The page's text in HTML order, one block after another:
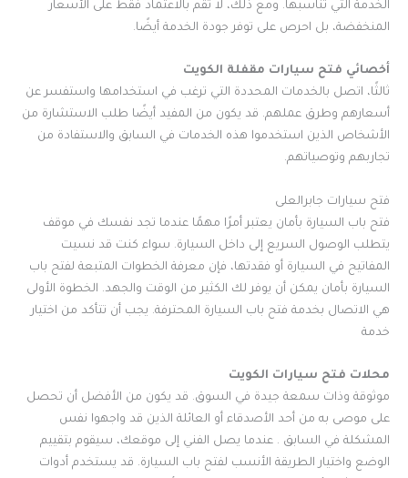
الخدمة التي تناسبها. ومع ذلك، لا تقم بالاعتماد فقط على الأسعار
المنخفضة، بل احرص على توفر جودة الخدمة أيضًا.
أخصائي فتح سيارات مقفلة الكويت
ثالثًا، اتصل بالخدمات المحددة التي ترغب في استخدامها واستفسر عن
أسعارهم وطرق عملهم. قد يكون من المفيد أيضًا طلب الاستشارة من
الأشخاص الذين استخدموا هذه الخدمات في السابق والاستفادة من
تجاربهم وتوصياتهم.
فتح سيارات جابرالعلى
فتح باب السيارة بأمان يعتبر أمرًا مهمًا عندما تجد نفسك في موقف
يتطلب الوصول السريع إلى داخل السيارة. سواء كنت قد نسيت
المفاتيح في السيارة أو فقدتها، فإن معرفة الخطوات المتبعة لفتح باب
السيارة بأمان يمكن أن يوفر لك الكثير من الوقت والجهد. الخطوة الأولى
هي الاتصال بخدمة فتح باب السيارة المحترفة. يجب أن تتأكد من اختيار
خدمة
محلات فتح سيارات الكويت
موثوقة وذات سمعة جيدة في السوق. قد يكون من الأفضل أن تحصل
على موصى به من أحد الأصدقاء أو العائلة الذين قد واجهوا نفس
المشكلة في السابق . عندما يصل الفني إلى موقعك، سيقوم بتقييم
الوضع واختيار الطريقة الأنسب لفتح باب السيارة. قد يستخدم أدوات